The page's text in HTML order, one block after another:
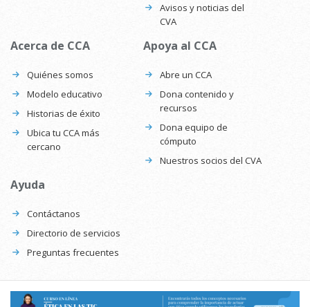
Avisos y noticias del
CVA
Acerca de CCA
Quiénes somos
Modelo educativo
Historias de éxito
Ubica tu CCA más
cercano
Apoya al CCA
Abre un CCA
Dona contenido y
recursos
Dona equipo de
cómputo
Nuestros socios del CVA
Ayuda
Contáctanos
Directorio de servicios
Preguntas frecuentes